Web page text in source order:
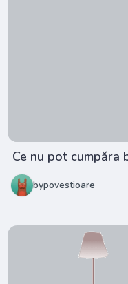
Ce nu pot cumpăra
bypovestioare